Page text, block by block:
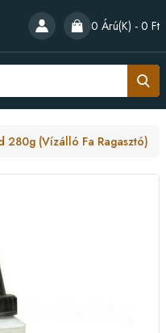
0 Árú(k) - 0 Ft
280g (vízálló Fa Ragasztó)